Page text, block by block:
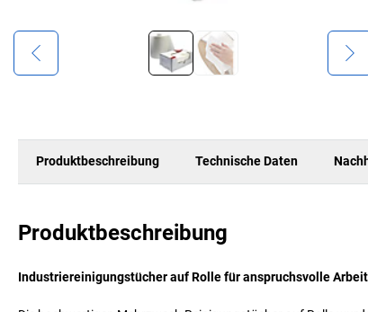
Produktbeschreibung Technische Daten
Produktbeschreibung
Industriereinigungstücher auf Rolle für anspruchsvolle